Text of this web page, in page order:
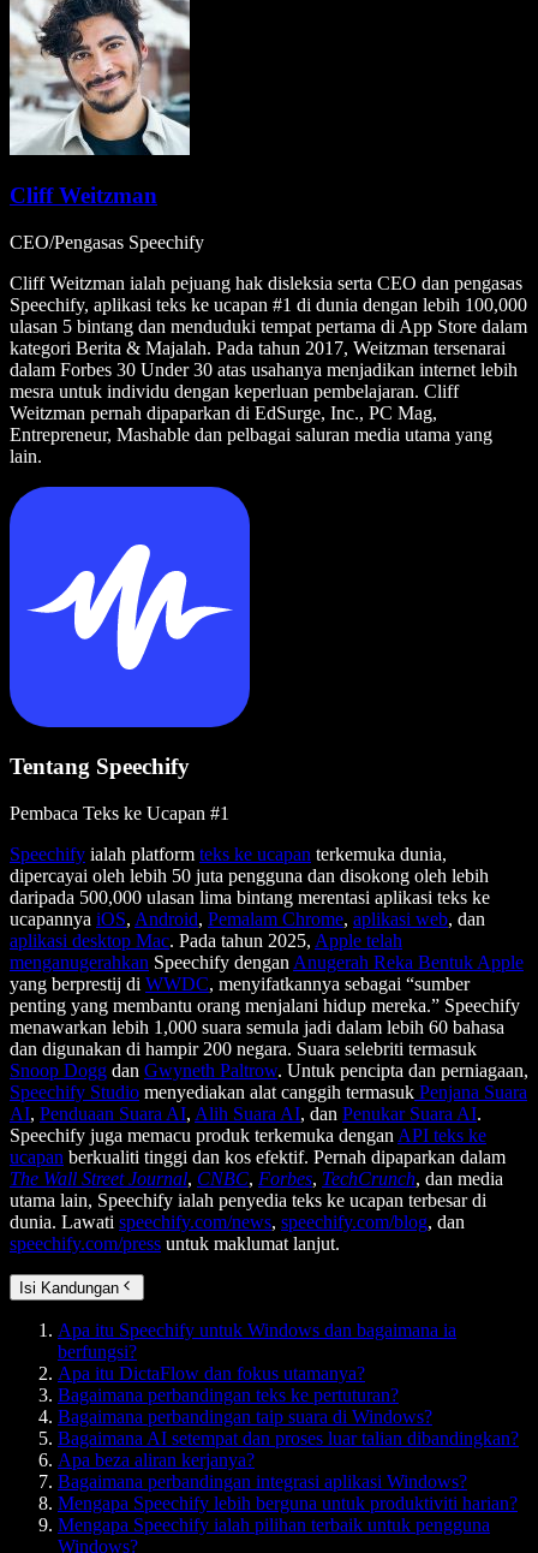
Cliff Weitzman
CEO/Pengasas Speechify
Cliff Weitzman ialah pejuang hak disleksia serta CEO dan pengasas
Speechify, aplikasi teks ke ucapan #1 di dunia dengan lebih 100,000
ulasan 5 bintang dan menduduki tempat pertama di App Store dalam
kategori Berita & Majalah. Pada tahun 2017, Weitzman tersenarai
dalam Forbes 30 Under 30 atas usahanya menjadikan internet lebih
mesra untuk individu dengan keperluan pembelajaran. Cliff
Weitzman pernah dipaparkan di EdSurge, Inc., PC Mag,
Entrepreneur, Mashable dan pelbagai saluran media utama yang
lain.
Tentang Speechify
Pembaca Teks ke Ucapan #1
Speechify ialah platform teks ke ucapan terkemuka dunia,
dipercayai oleh lebih 50 juta pengguna dan disokong oleh lebih
daripada 500,000 ulasan lima bintang merentasi aplikasi teks ke
ucapannya iOS, Android, Pemalam Chrome, aplikasi web, dan
aplikasi desktop Mac. Pada tahun 2025, Apple telah
menganugerahkan Speechify dengan Anugerah Reka Bentuk Apple
yang berprestij di WWDC, menyifatkannya sebagai “sumber
penting yang membantu orang menjalani hidup mereka.” Speechify
menawarkan lebih 1,000 suara semula jadi dalam lebih 60 bahasa
dan digunakan di hampir 200 negara. Suara selebriti termasuk
Snoop Dogg dan Gwyneth Paltrow. Untuk pencipta dan perniagaan,
Speechify Studio menyediakan alat canggih termasuk Penjana Suara
AI, Penduaan Suara AI, Alih Suara AI, dan Penukar Suara AI.
Speechify juga memacu produk terkemuka dengan API teks ke
ucapan berkualiti tinggi dan kos efektif. Pernah dipaparkan dalam
The Wall Street Journal, CNBC, Forbes, TechCrunch, dan media
utama lain, Speechify ialah penyedia teks ke ucapan terbesar di
dunia. Lawati speechify.com/news, speechify.com/blog, dan
speechify.com/press untuk maklumat lanjut.
Isi Kandungan
Apa itu Speechify untuk Windows dan bagaimana ia
berfungsi?
Apa itu DictaFlow dan fokus utamanya?
Bagaimana perbandingan teks ke pertuturan?
Bagaimana perbandingan taip suara di Windows?
Bagaimana AI setempat dan proses luar talian dibandingkan?
Apa beza aliran kerjanya?
Bagaimana perbandingan integrasi aplikasi Windows?
Mengapa Speechify lebih berguna untuk produktiviti harian?
Mengapa Speechify ialah pilihan terbaik untuk pengguna
Windows?